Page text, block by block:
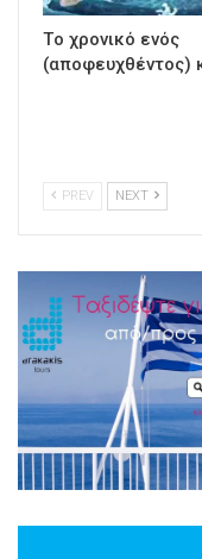
Τo χρονικό ενός
(αποφευχθέντος)
PREV NEXT